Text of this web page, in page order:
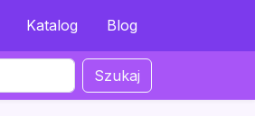
Katalog Blog
Szukaj